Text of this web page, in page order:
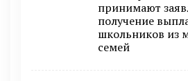
принимают
получение
школьников из
семей